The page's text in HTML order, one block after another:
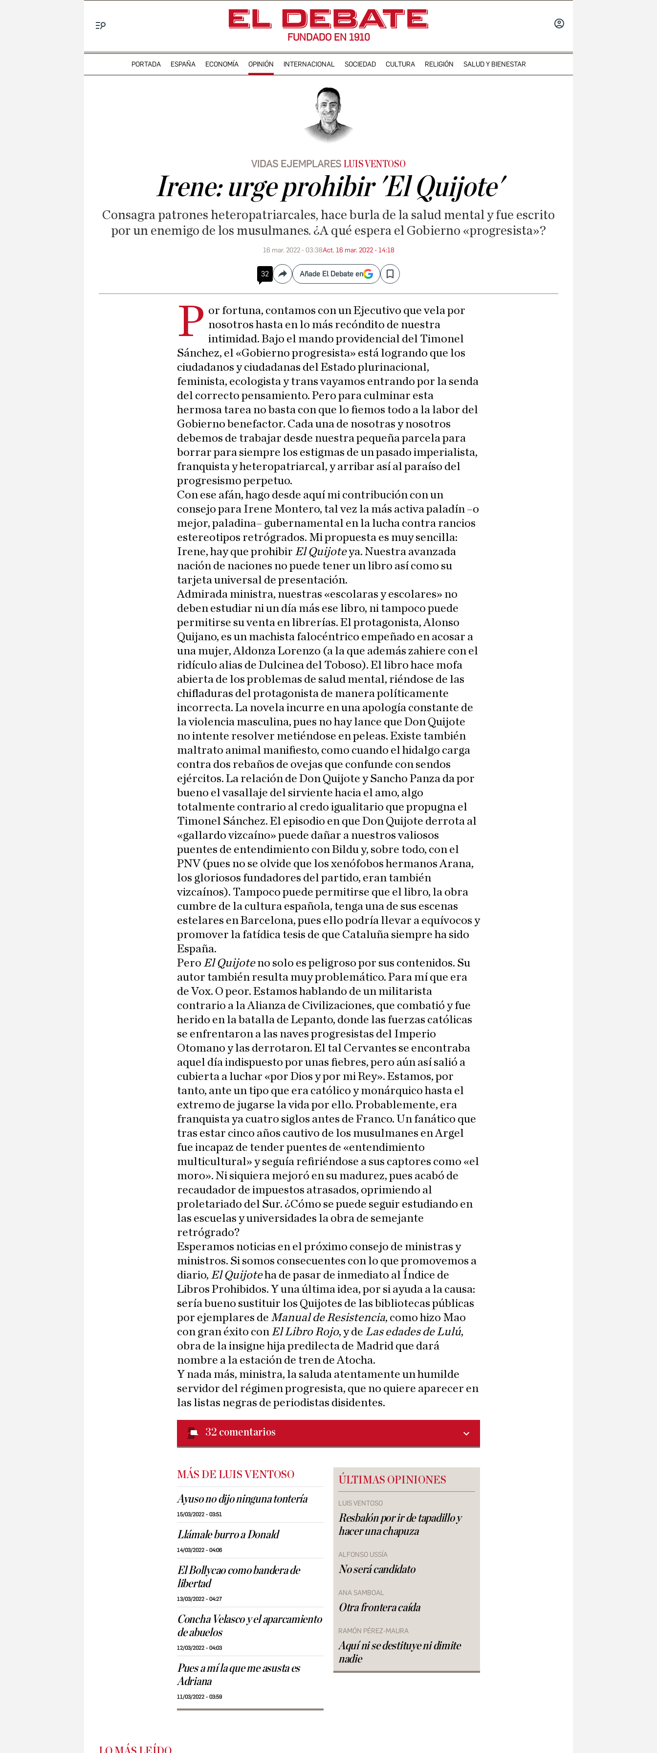
FUNDADO EN 1910
PORTADA ESPAÑA ECONOMÍA OPINIÓN INTERNACIONAL SOCIEDAD CULTURA RELIGIÓN SALUD Y BIENESTAR
VIDAS EJEMPLARES LUIS VENTOSO
Irene: urge prohibir 'El Quijote'
Consagra patrones heteropatriarcales, hace burla de la salud mental y fue escrito
por un enemigo de los musulmanes. ¿A qué espera el Gobierno «progresista»?
16 mar. 2022 - 03:38Act. 16 mar. 2022 - 14:18
32 CompartirAñade El Debate en Save
P or fortuna, contamos con un Ejecutivo que vela por
nosotros hasta en lo más recóndito de nuestra
intimidad. Bajo el mando providencial del Timonel
Sánchez, el «Gobierno progresista» está logrando que los
ciudadanos y ciudadanas del Estado plurinacional,
feminista, ecologista y trans vayamos entrando por la senda
del correcto pensamiento. Pero para culminar esta
hermosa tarea no basta con que lo fiemos todo a la labor del
Gobierno benefactor. Cada una de nosotras y nosotros
debemos de trabajar desde nuestra pequeña parcela para
borrar para siempre los estigmas de un pasado imperialista,
franquista y heteropatriarcal, y arribar así al paraíso del
progresismo perpetuo.
Con ese afán, hago desde aquí mi contribución con un
consejo para Irene Montero, tal vez la más activa paladín –o
mejor, paladina– gubernamental en la lucha contra rancios
estereotipos retrógrados. Mi propuesta es muy sencilla:
Irene, hay que prohibir El Quijoteya. Nuestra avanzada
nación de naciones no puede tener un libro así como su
tarjeta universal de presentación.
Admirada ministra, nuestras «escolaras y escolares» no
deben estudiar ni un día más ese libro, ni tampoco puede
permitirse su venta en librerías. El protagonista, Alonso
Quijano, es un machista falocéntrico empeñado en acosar a
una mujer, Aldonza Lorenzo (a la que además zahiere con el
ridículo alias de Dulcinea del Toboso). El libro hace mofa
abierta de los problemas de salud mental, riéndose de las
chifladuras del protagonista de manera políticamente
incorrecta. La novela incurre en una apología constante de
la violencia masculina, pues no hay lance que Don Quijote
no intente resolver metiéndose en peleas. Existe también
maltrato animal manifiesto, como cuando el hidalgo carga
contra dos rebaños de ovejas que confunde con sendos
ejércitos. La relación de Don Quijote y Sancho Panza da por
bueno el vasallaje del sirviente hacia el amo, algo
totalmente contrario al credo igualitario que propugna el
Timonel Sánchez. El episodio en que Don Quijote derrota al
«gallardo vizcaíno» puede dañar a nuestros valiosos
puentes de entendimiento con Bildu y, sobre todo, con el
PNV (pues no se olvide que los xenófobos hermanos Arana,
los gloriosos fundadores del partido, eran también
vizcaínos). Tampoco puede permitirse que el libro, la obra
cumbre de la cultura española, tenga una de sus escenas
estelares en Barcelona, pues ello podría llevar a equívocos y
promover la fatídica tesis de que Cataluña siempre ha sido
España.
Pero El Quijoteno solo es peligroso por sus contenidos. Su
autor también resulta muy problemático. Para mí que era
de Vox. O peor. Estamos hablando de un militarista
contrario a la Alianza de Civilizaciones, que combatió y fue
herido en la batalla de Lepanto, donde las fuerzas católicas
se enfrentaron a las naves progresistas del Imperio
Otomano y las derrotaron. El tal Cervantes se encontraba
aquel día indispuesto por unas fiebres, pero aún así salió a
cubierta a luchar «por Dios y por mi Rey». Estamos, por
tanto, ante un tipo que era católico y monárquico hasta el
extremo de jugarse la vida por ello. Probablemente, era
franquista ya cuatro siglos antes de Franco. Un fanático que
tras estar cinco años cautivo de los musulmanes en Argel
fue incapaz de tender puentes de «entendimiento
multicultural» y seguía refiriéndose a sus captores como «el
moro». Ni siquiera mejoró en su madurez, pues acabó de
recaudador de impuestos atrasados, oprimiendo al
proletariado del Sur. ¿Cómo se puede seguir estudiando en
las escuelas y universidades la obra de semejante
retrógrado?
Esperamos noticias en el próximo consejo de ministras y
ministros. Si somos consecuentes con lo que promovemos a
diario, El Quijoteha de pasar de inmediato al Índice de
Libros Prohibidos. Y una última idea, por si ayuda a la causa:
sería bueno sustituir los Quijotes de las bibliotecas públicas
por ejemplares de Manual de Resistencia, como hizo Mao
con gran éxito con El Libro Rojo, y de Las edades de Lulú,
obra de la insigne hija predilecta de Madrid que dará
nombre a la estación de tren de Atocha.
Y nada más, ministra, la saluda atentamente un humilde
servidor del régimen progresista, que no quiere aparecer en
las listas negras de periodistas disidentes.
32 comentarios
MÁS DE LUIS VENTOSO
Ayuso no dijo ninguna tontería
15/03/2022 - 03:51
Llámale burro a Donald
14/03/2022 - 04:06
El Bollycao como bandera de
libertad
13/03/2022 - 04:27
Concha Velasco y el aparcamiento
de abuelos
12/03/2022 - 04:03
Pues a mí la que me asusta es
Adriana
11/03/2022 - 03:59
ÚLTIMAS OPINIONES
LUIS VENTOSO
Resbalón por ir de tapadillo y
hacer una chapuza
ALFONSO USSÍA
No será candidato
ANA SAMBOAL
Otra frontera caída
RAMÓN PÉREZ-MAURA
Aquí ni se destituye ni dimite
nadie